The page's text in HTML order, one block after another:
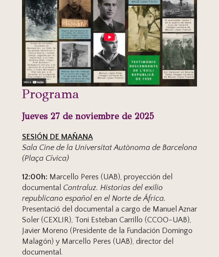
Programa
Jueves 27 de noviembre de 2025
SESIÓN DE MAÑANA
Sala Cine de la Universitat Autònoma de Barcelona
(Plaça Cívica)
12:00h:Marcello Peres (UAB), proyección del
documental Contraluz. Historias del exilio
republicano español en el Norte de África.
Presentació del documental a cargo de Manuel Aznar
Soler (CEXLIR), Toni Esteban Carrillo (CCOO-UAB),
Javier Moreno (Presidente de la Fundación Domingo
Malagón) y Marcello Peres (UAB), director del
documental.